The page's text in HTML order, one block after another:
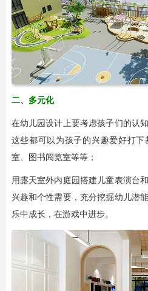
二、 多元化
在幼儿园设计上要考虑孩子们的认
这些都可以为孩子的兴趣爱好打
室、图书阅览室等等；
用露天室外内庭园搭建儿童表演台
兴趣和个性需要，充分挖掘幼儿潜
乐中成长，在游戏中进步。